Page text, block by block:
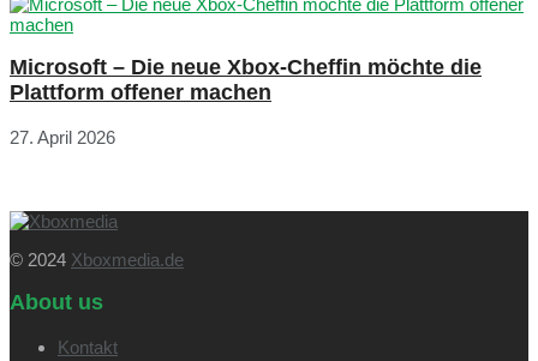
Microsoft – Die neue Xbox-Cheffin möchte die
Plattform offener machen
27. April 2026
© 2024 Xboxmedia.de
About us
Kontakt